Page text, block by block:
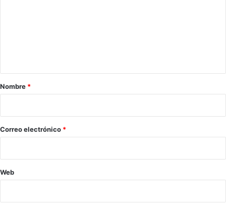
r
*
Nombre *
Correo electrónico *
Web